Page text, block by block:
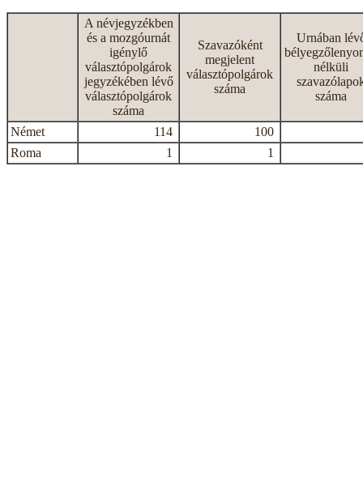
A névjegyzékben
és a mozgóurnát
igénylő
választópolgárok
jegyzékében lévő
választópolgárok
száma
Szavazóként
megjelent
választópolgárok
száma
Urnában
nélküli
száma
Német 114
100
Roma
1 1